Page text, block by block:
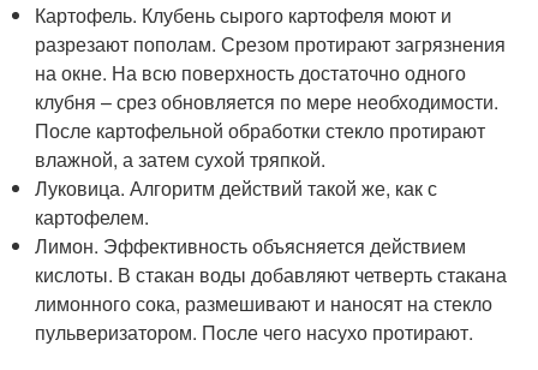
Картофель. Клубень сырого картофеля моют и
разрезают пополам. Срезом протирают загрязнения
на окне. На всю поверхность достаточно одного
клубня – срез обновляется по мере необходимости.
После картофельной обработки стекло протирают
влажной, а затем сухой тряпкой.
Луковица. Алгоритм действий такой же, как с
картофелем.
Лимон. Эффективность объясняется действием
кислоты. В стакан воды добавляют четверть стакана
лимонного сока, размешивают и наносят на стекло
пульверизатором. После чего насухо протирают.